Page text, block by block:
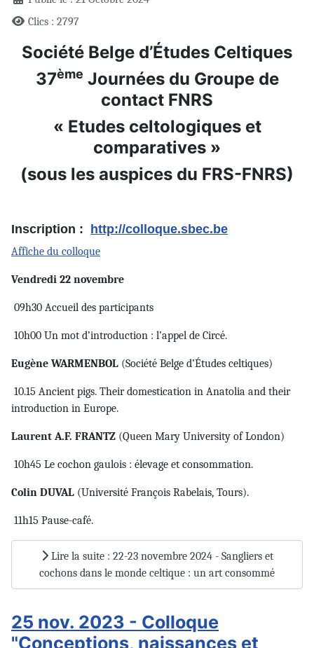
Clics : 2797
Société Belge d’Études Celtiques
37ème Journées du Groupe de
contact FNRS
« Etudes celtologiques et
comparatives »
(sous les auspices du FRS-FNRS)
Inscription : http://colloque.sbec.be
Affiche du colloque
Vendredi 22 novembre
09h30 Accueil des participants
10h00 Un mot d’introduction : l’appel de Circé.
Eugène WARMENBOL (Société Belge d’Études celtiques)
10.15 Ancient pigs. Their domestication in Anatolia and their
introduction in Europe.
Laurent A.F. FRANTZ (Queen Mary University of London)
10h45 Le cochon gaulois : élevage et consommation.
Colin DUVAL (Université François Rabelais, Tours).
11h15 Pause-café.
Lire la suite : 22-23 novembre 2024 - Sangliers et
cochons dans le monde celtique : un art consommé
25 nov. 2023 - Colloque
"Conceptions, naissances et